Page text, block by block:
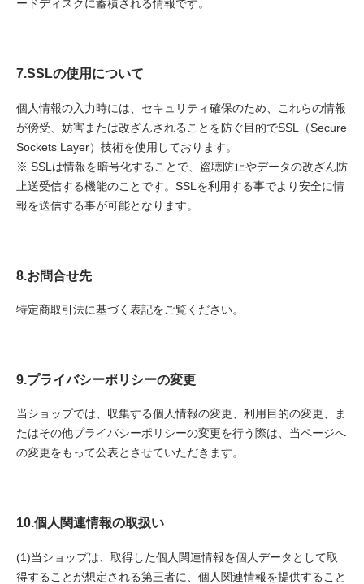
ードディスクに蓄積される情報です。
7.SSLの使用について
個人情報の入力時には、セキュリティ確保のため、これらの情報
が傍受、妨害または改ざんされることを防ぐ目的でSSL（Secure
Sockets Layer）技術を使用しております。
※ SSLは情報を暗号化することで、盗聴防止やデータの改ざん防
止送受信する機能のことです。SSLを利用する事でより安全に情
報を送信する事が可能となります。
8.お問合せ先
特定商取引法に基づく表記をご覧ください。
9.プライバシーポリシーの変更
当ショップでは、収集する個人情報の変更、利用目的の変更、ま
たはその他プライバシーポリシーの変更を行う際は、当ページへ
の変更をもって公表とさせていただきます。
10.個人関連情報の取扱い
(1)当ショップは、取得した個人関連情報を個人データとして取
得することが想定される第三者に、個人関連情報を提供すること